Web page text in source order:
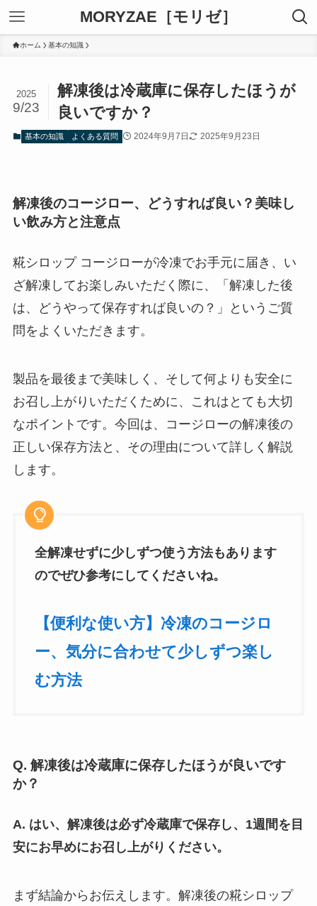
MORYZAE［モリゼ］
ホーム 基本の知識
解凍後は冷蔵庫に保存したほうが
良いですか？
2025
9/23
基本の知識 よくある質問 2024年9月7日 2025年9月23日
解凍後のコージロー、どうすれば良い？美味し
い飲み方と注意点
糀シロップ コージローが冷凍でお手元に届き、い
ざ解凍してお楽しみいただく際に、「解凍した後
は、どうやって保存すれば良いの？」というご質
問をよくいただきます。
製品を最後まで美味しく、そして何よりも安全に
お召し上がりいただくために、これはとても大切
なポイントです。今回は、コージローの解凍後の
正しい保存方法と、その理由について詳しく解説
します。
全解凍せずに少しずつ使う方法もあります
のでぜひ参考にしてくださいね。
【便利な使い方】冷凍のコージロ
ー、気分に合わせて少しずつ楽し
む方法
Q. 解凍後は冷蔵庫に保存したほうが良いです
か？
A. はい、解凍後は必ず冷蔵庫で保存し、1週間を目
安にお早めにお召し上がりください。
まず結論からお伝えします。解凍後の糀シロップ